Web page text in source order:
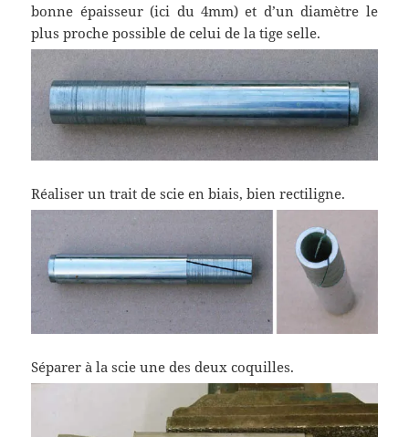
bonne épaisseur (ici du 4mm) et d’un diamètre le
plus proche possible de celui de la tige selle.
Réaliser un trait de scie en biais, bien rectiligne.
Séparer à la scie une des deux coquilles.